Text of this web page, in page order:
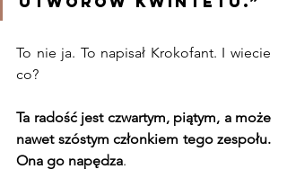
To nie ja. To napisał Krokofant. I wiecie
co?
Ta radość jest czwartym, piątym, a może
nawet szóstym członkiem tego zespołu.
Ona go napędza.